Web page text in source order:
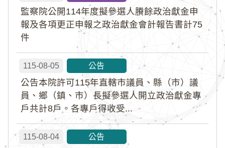
監察院公開114年度擬參選人賸餘政治獻金申
報及各項更正申報之政治獻金會計報告書計75
件
115-08-05 公告
公告本院許可115年直轄市議員、縣（市）議
員、鄉（鎮、市）長擬參選人開立政治獻金專
戶共計8戶。各專戶得收受...
115-08-04 公告